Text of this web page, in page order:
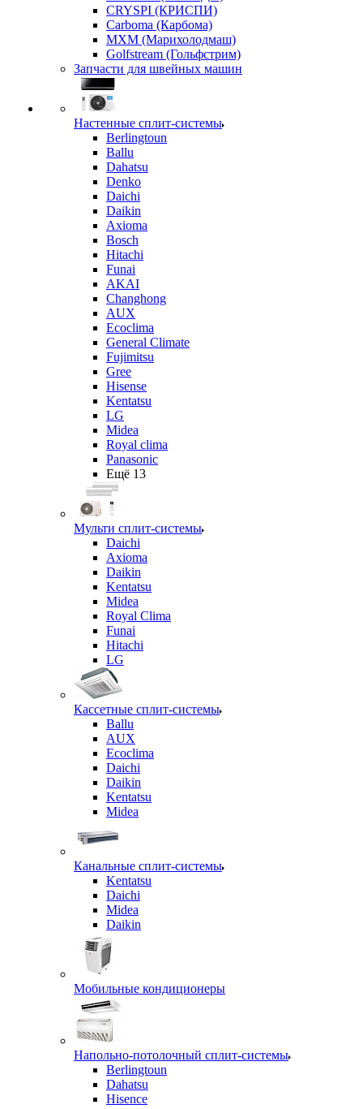
CRYSPI (КРИСПИ)
Carboma (Карбома)
MXM (Марихолодмаш)
Golfstream (Гольфстрим)
Запчасти для швейных машин
Настенные сплит-системы
Berlingtoun
Ballu
Dahatsu
Denko
Daichi
Daikin
Axioma
Bosch
Hitachi
Funai
AKAI
Changhong
AUX
Ecoclima
General Climate
Fujimitsu
Gree
Hisense
Kentatsu
LG
Midea
Royal clima
Panasonic
Ещё 13
Мульти сплит-системы
Daichi
Axioma
Daikin
Kentatsu
Midea
Royal Clima
Funai
Hitachi
LG
Кассетные сплит-системы
Ballu
AUX
Ecoclima
Daichi
Daikin
Kentatsu
Midea
Канальные сплит-системы
Kentatsu
Daichi
Midea
Daikin
Мобильные кондиционеры
Напольно-потолочный сплит-системы
Berlingtoun
Dahatsu
Hisence